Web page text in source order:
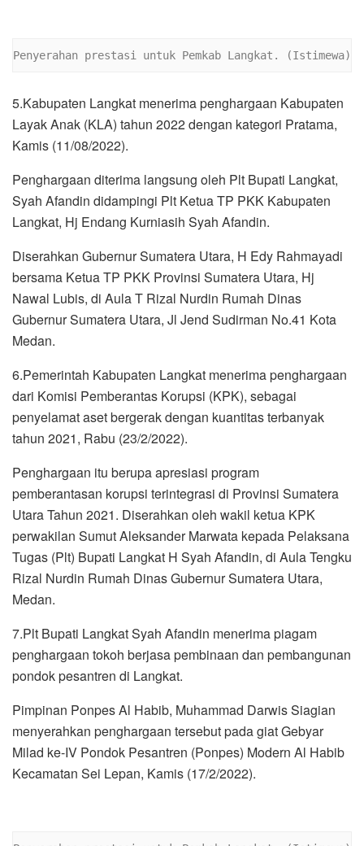
Penyerahan prestasi untuk Pemkab Langkat. (Istimewa)
5.Kabupaten Langkat menerima penghargaan Kabupaten
Layak Anak (KLA) tahun 2022 dengan kategori Pratama,
Kamis (11/08/2022).
Penghargaan diterima langsung oleh Plt Bupati Langkat,
Syah Afandin didampingi Plt Ketua TP PKK Kabupaten
Langkat, Hj Endang Kurniasih Syah Afandin.
Diserahkan Gubernur Sumatera Utara, H Edy Rahmayadi
bersama Ketua TP PKK Provinsi Sumatera Utara, Hj
Nawal Lubis, di Aula T Rizal Nurdin Rumah Dinas
Gubernur Sumatera Utara, Jl Jend Sudirman No.41 Kota
Medan.
6.Pemerintah Kabupaten Langkat menerima penghargaan
dari Komisi Pemberantas Korupsi (KPK), sebagai
penyelamat aset bergerak dengan kuantitas terbanyak
tahun 2021, Rabu (23/2/2022).
Penghargaan itu berupa apresiasi program
pemberantasan korupsi terintegrasi di Provinsi Sumatera
Utara Tahun 2021. Diserahkan oleh wakil ketua KPK
perwakilan Sumut Aleksander Marwata kepada Pelaksana
Tugas (Plt) Bupati Langkat H Syah Afandin, di Aula Tengku
Rizal Nurdin Rumah Dinas Gubernur Sumatera Utara,
Medan.
7.Plt Bupati Langkat Syah Afandin menerima piagam
penghargaan tokoh berjasa pembinaan dan pembangunan
pondok pesantren di Langkat.
Pimpinan Ponpes Al Habib, Muhammad Darwis Siagian
menyerahkan penghargaan tersebut pada giat Gebyar
Milad ke-IV Pondok Pesantren (Ponpes) Modern Al Habib
Kecamatan Sei Lepan, Kamis (17/2/2022).